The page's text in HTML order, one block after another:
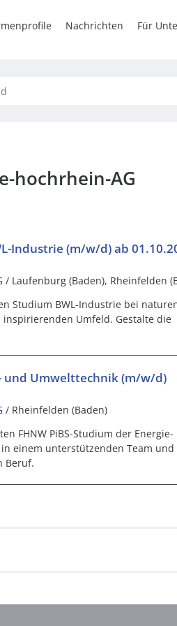
Nachrichten Für
hochrhein-AG
Industrie (m/w/d) ab
/ Laufenburg (Baden), Rheinfelden
Studium BWL-Industrie bei
Umfeld. Gestalte die
und Umwelttechnik (m/w/d)
/ Rheinfelden (Baden)
FHNW PiBS-Studium der Energie-
einem unterstützenden Team
Beruf.